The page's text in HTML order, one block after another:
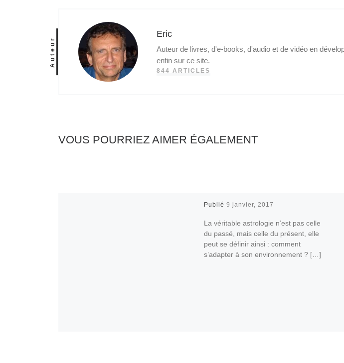
Auteur
Eric
Auteur de livres, d'e-books, d'audio et de vidéo en
enfin sur ce site.
844 ARTICLES
VOUS POURRIEZ AIMER ÉGALEMENT
Publié 9 janvier, 2017
La véritable astrologie n’est pas celle
du passé, mais celle du présent, elle
peut se définir ainsi : comment
s’adapter à son environnement ? […]